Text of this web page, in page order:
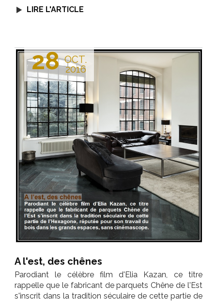
LIRE L'ARTICLE
28 OCT.
2016
A l'est, des chênes
Parodiant le célèbre film d'Elia Kazan, ce titre
rappelle que le fabricant de parquets Chêne de l'Est
s'inscrit dans la tradition séculaire de cette partie de